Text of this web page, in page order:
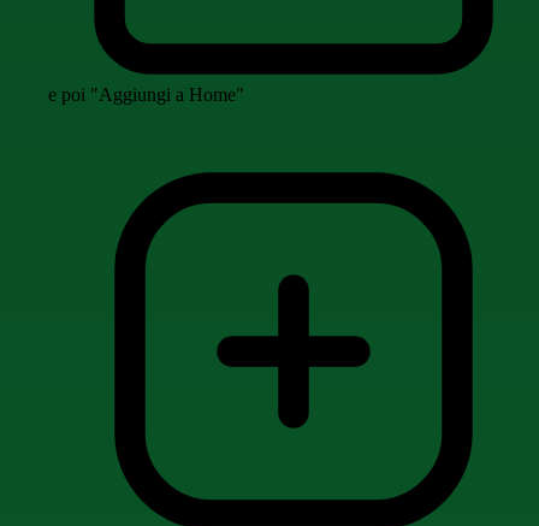
e poi "Aggiungi a Home"